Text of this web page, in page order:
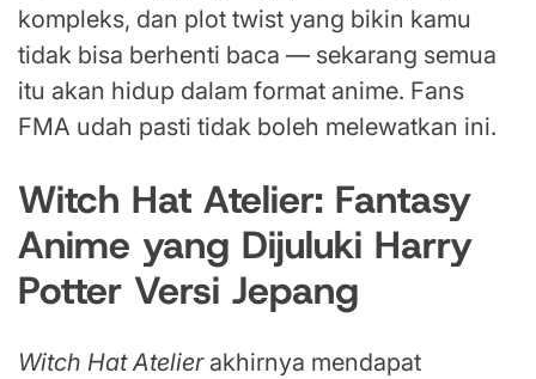
kompleks, dan plot twist yang bikin kamu
tidak bisa berhenti baca — sekarang semua
itu akan hidup dalam format anime. Fans
FMA udah pasti tidak boleh melewatkan ini.
Witch Hat Atelier: Fantasy
Anime yang Dijuluki Harry
Potter Versi Jepang
Witch Hat Atelierakhirnya mendapat